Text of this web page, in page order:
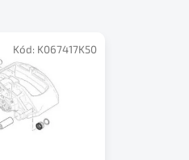
Kód: K067417K50